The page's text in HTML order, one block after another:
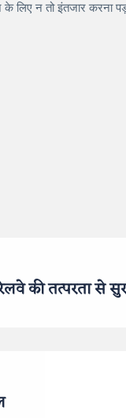
न तो इंतजार करना पड़
की तत्परता से